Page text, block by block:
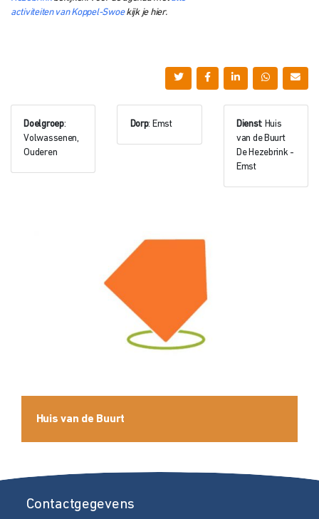
activiteiten van Koppel-Swoekijk je hier.
Doelgroep:
Volwassenen,
Ouderen
Dorp: Emst Dienst: Huis
van de Buurt
De Hezebrink -
Emst
Huis van de Buurt
Contactgegevens